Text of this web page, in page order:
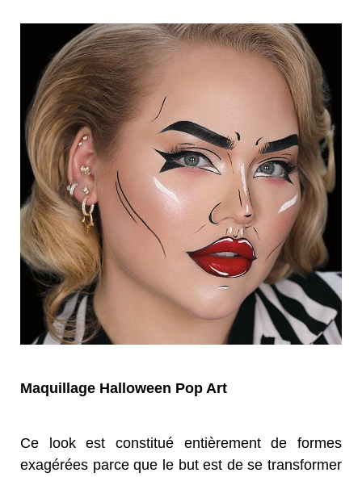
Maquillage Halloween Pop Art
Ce look est constitué entièrement de formes
exagérées parce que le but est de se transformer